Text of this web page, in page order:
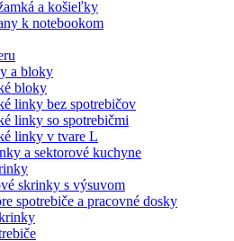
a košieľky
k notebookom
a bloky
bloky
linky bez spotrebičov
linky so spotrebičmi
linky v tvare L
a sektorové kuchyne
skrinky s výsuvom
spotrebiče a pracovné dosky